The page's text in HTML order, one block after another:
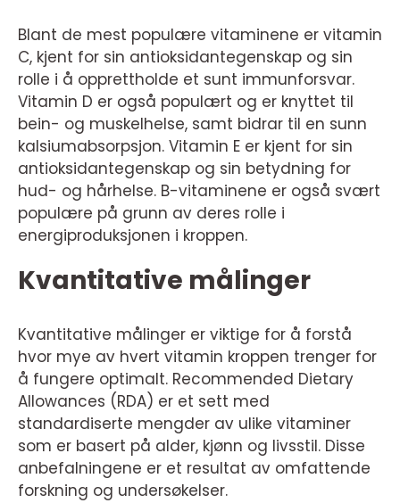
Blant de mest populære vitaminene er vitamin
C, kjent for sin antioksidantegenskap og sin
rolle i å opprettholde et sunt immunforsvar.
Vitamin D er også populært og er knyttet til
bein- og muskelhelse, samt bidrar til en sunn
kalsiumabsorpsjon. Vitamin E er kjent for sin
antioksidantegenskap og sin betydning for
hud- og hårhelse. B-vitaminene er også svært
populære på grunn av deres rolle i
energiproduksjonen i kroppen.
Kvantitative målinger
Kvantitative målinger er viktige for å forstå
hvor mye av hvert vitamin kroppen trenger for
å fungere optimalt. Recommended Dietary
Allowances (RDA) er et sett med
standardiserte mengder av ulike vitaminer
som er basert på alder, kjønn og livsstil. Disse
anbefalningene er et resultat av omfattende
forskning og undersøkelser.